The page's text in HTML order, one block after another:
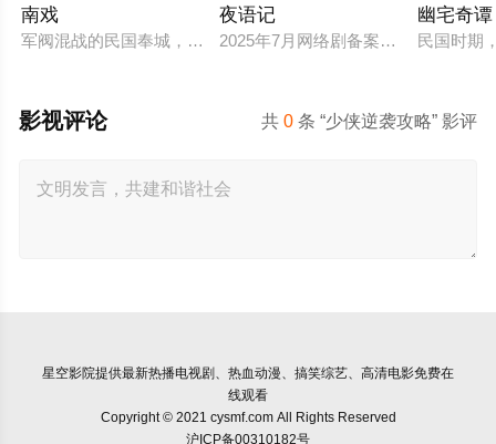
南戏
军阀混战的民国奉城，玉佛头离奇失窃，戏班主横尸戏台，将
夜语记
2025年7月网络剧备案当代 都市 海南
幽宅奇谭
民国时期
共0 条 “少侠逆袭攻略” 影评
影视评论
星空影院提供最新热播电视剧、热血动漫、搞笑综艺、高清电影免费在
线观看
Copyright © 2021 cysmf.com All Rights Reserved
沪ICP备00310182号